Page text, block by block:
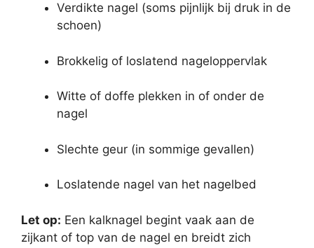
Verdikte nagel (soms pijnlijk bij druk in de
schoen)
Brokkelig of loslatend nageloppervlak
Witte of doffe plekken in of onder de
nagel
Slechte geur (in sommige gevallen)
Loslatende nagel van het nagelbed
Let op: Een kalknagel begint vaak aan de
zijkant of top van de nagel en breidt zich